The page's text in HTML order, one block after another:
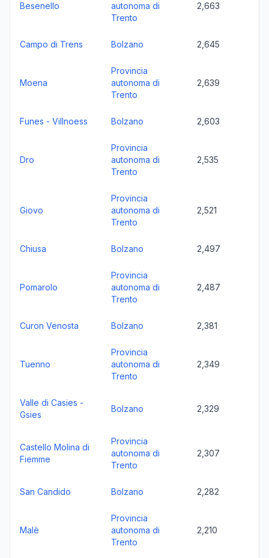
Besenello
autonoma di
Trento
2,663
Campo di Trens Bolzano 2,645
Moena
Provincia
autonoma di
Trento
2,639
Funes - Villnoess Bolzano 2,603
Dro
Provincia
autonoma di
Trento
2,535
Giovo
Provincia
autonoma di
Trento
2,521
Chiusa Bolzano 2,497
Pomarolo
Provincia
autonoma di
Trento
2,487
Curon Venosta Bolzano 2,381
Tuenno
Provincia
autonoma di
Trento
2,349
Valle di Casies -
Gsies
Bolzano 2,329
Castello Molina di
Fiemme
Provincia
autonoma di
Trento
2,307
San Candido Bolzano 2,282
Malè
Provincia
autonoma di
Trento
2,210